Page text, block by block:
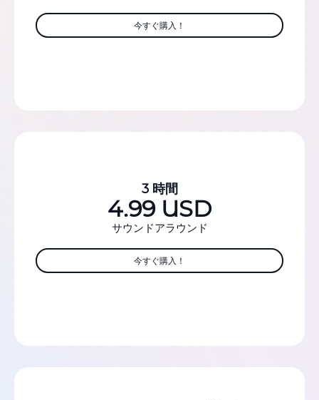
今すぐ購入！
3 時間
4.99 USD
サウンドアラウンド
今すぐ購入！